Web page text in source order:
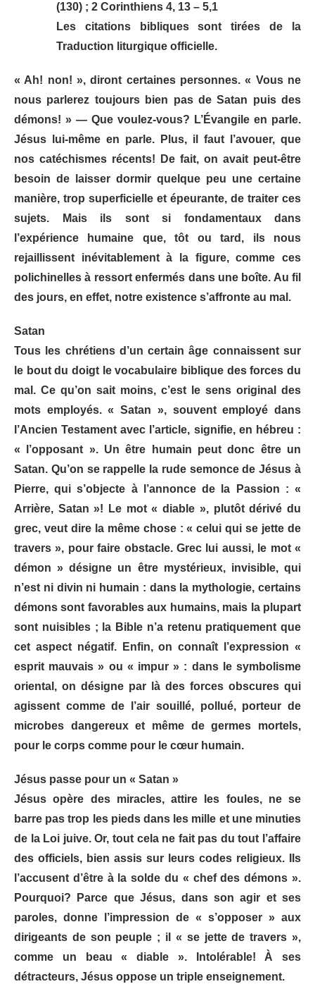
(130) ; 2 Corinthiens 4, 13 – 5,1
Les citations bibliques sont tirées de la
Traduction liturgique officielle.
« Ah! non! », diront certaines personnes. « Vous ne
nous parlerez toujours bien pas de Satan puis des
démons! » — Que voulez-vous? L’Évangile en parle.
Jésus lui-même en parle. Plus, il faut l’avouer, que
nos catéchismes récents! De fait, on avait peut-être
besoin de laisser dormir quelque peu une certaine
manière, trop superficielle et épeurante, de traiter ces
sujets. Mais ils sont si fondamentaux dans
l’expérience humaine que, tôt ou tard, ils nous
rejaillissent inévitablement à la figure, comme ces
polichinelles à ressort enfermés dans une boîte. Au fil
des jours, en effet, notre existence s’affronte au mal.
Satan
Tous les chrétiens d’un certain âge connaissent sur
le bout du doigt le vocabulaire biblique des forces du
mal. Ce qu’on sait moins, c’est le sens original des
mots employés. « Satan », souvent employé dans
l’Ancien Testament avec l’article, signifie, en hébreu :
« l’opposant ». Un être humain peut donc être un
Satan. Qu’on se rappelle la rude semonce de Jésus à
Pierre, qui s’objecte à l’annonce de la Passion : «
Arrière, Satan »! Le mot « diable », plutôt dérivé du
grec, veut dire la même chose : « celui qui se jette de
travers », pour faire obstacle. Grec lui aussi, le mot «
démon » désigne un être mystérieux, invisible, qui
n’est ni divin ni humain : dans la mythologie, certains
démons sont favorables aux humains, mais la plupart
sont nuisibles ; la Bible n’a retenu pratiquement que
cet aspect négatif. Enfin, on connaît l’expression «
esprit mauvais » ou « impur » : dans le symbolisme
oriental, on désigne par là des forces obscures qui
agissent comme de l’air souillé, pollué, porteur de
microbes dangereux et même de germes mortels,
pour le corps comme pour le cœur humain.
Jésus passe pour un « Satan »
Jésus opère des miracles, attire les foules, ne se
barre pas trop les pieds dans les mille et une minuties
de la Loi juive. Or, tout cela ne fait pas du tout l’affaire
des officiels, bien assis sur leurs codes religieux. Ils
l’accusent d’être à la solde du « chef des démons ».
Pourquoi? Parce que Jésus, dans son agir et ses
paroles, donne l’impression de « s’opposer » aux
dirigeants de son peuple ; il « se jette de travers »,
comme un beau « diable ». Intolérable! À ses
détracteurs, Jésus oppose un triple enseignement.